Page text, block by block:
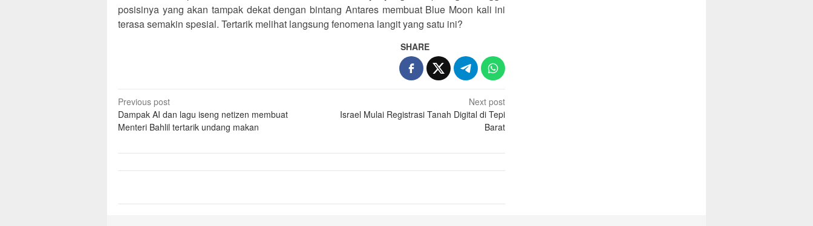
posisinya yang akan tampak dekat dengan bintang Antares membuat Blue Moon kali ini
terasa semakin spesial. Tertarik melihat langsung fenomena langit yang satu ini?
SHARE
Post
navigation
Previous post
Dampak AI dan lagu iseng netizen membuat
Menteri Bahlil tertarik undang makan
Next post
Israel Mulai Registrasi Tanah Digital di Tepi
Barat